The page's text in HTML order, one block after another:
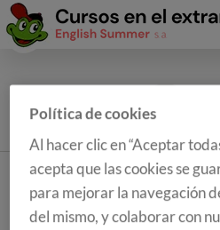
Política de cookies
Al hacer clic en “Aceptar
acepta que las cookies se
para mejorar la navegación
del mismo, y colaborar con